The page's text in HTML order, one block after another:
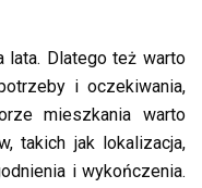
lata. Dlatego też warto
i oczekiwania,
mieszkania warto
takich jak lokalizacja,
i wykończenia.